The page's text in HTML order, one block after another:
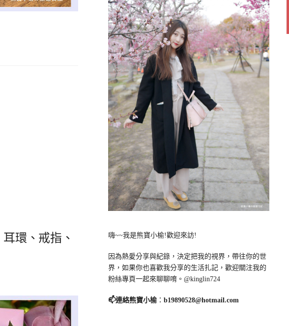
環、戒指、
嗨~~我是熊寶小榆!歡迎來訪!
因為熱愛分享與紀錄，決定把我的視界，帶往你的世
界，如果你也喜歡我分享的生活扎記，歡迎關注我的
粉絲專頁一起來聊聊唷。@kinglin724
📫連絡熊寶小榆： b19890528@hotmail.com